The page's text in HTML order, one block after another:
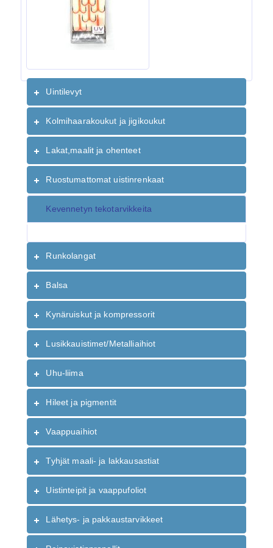
Uintilevyt
Kolmihaarakoukut ja jigikoukut
Lakat,maalit ja ohenteet
Ruostumattomat uistinrenkaat
Kevennetyn tekotarvikkeita
Runkolangat
Balsa
Kynäruiskut ja kompressorit
Lusikkauistimet/Metalliaihiot
Uhu-liima
Hileet ja pigmentit
Vaappuaihiot
Tyhjät maali- ja lakkausastiat
Uistinteipit ja vaappufoliot
Lähetys- ja pakkaustarvikkeet